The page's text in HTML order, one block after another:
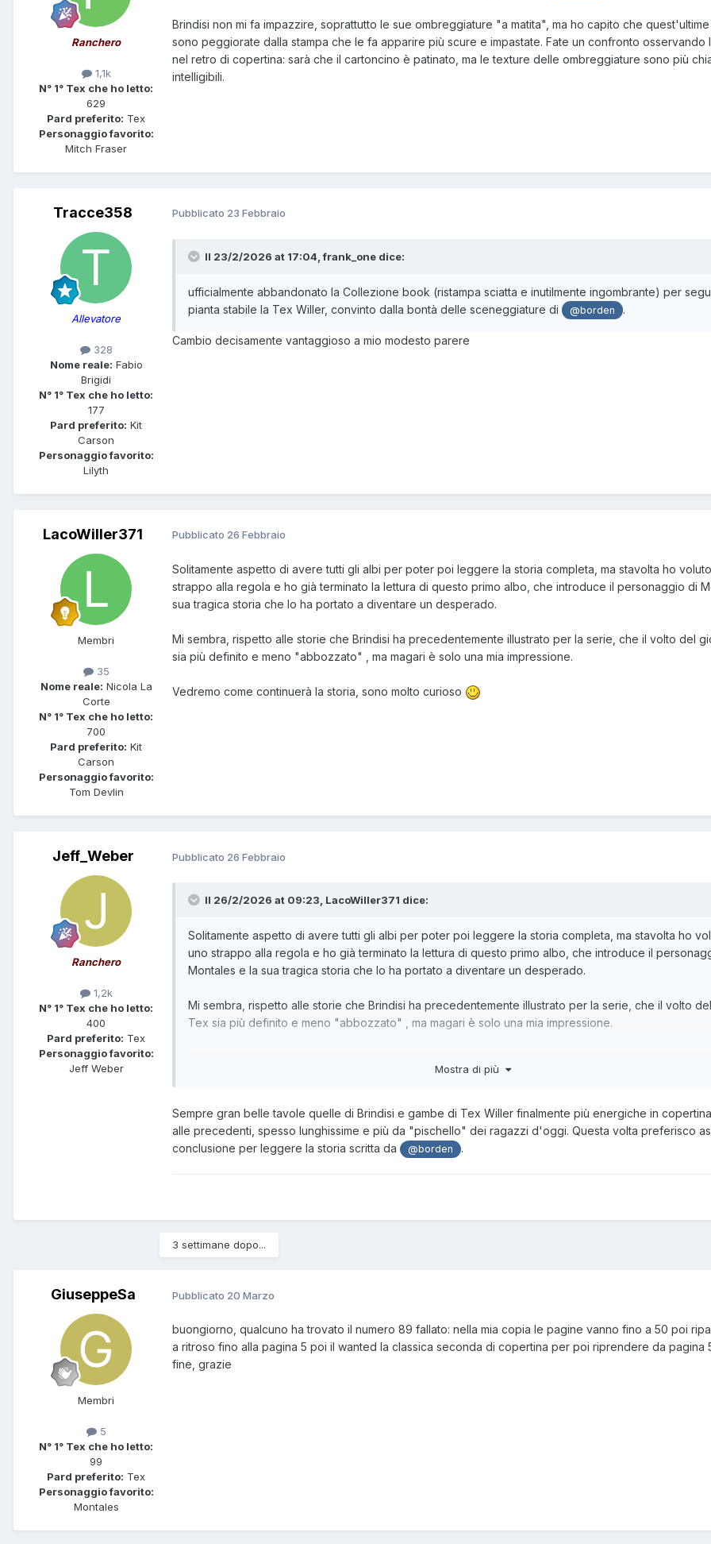
Ranchero
1,1k
N° 1° Tex che ho letto:
629
Pard preferito: Tex
Personaggio favorito:
Mitch Fraser
Brindisi non mi fa impazzire, soprattutto le sue ombreggiature "a matita", ma ho capito che quest'ultime
sono peggiorate dalla stampa che le fa apparire più scure e impastate. Fate un confronto osservando
nel retro di copertina: sarà che il cartoncino è patinato, ma le texture delle ombreggiature sono più
intelligibili.
Tracce358
Allevatore
328
Nome reale: Fabio
Brigidi
N° 1° Tex che ho letto:
177
Pard preferito: Kit
Carson
Personaggio favorito:
Lilyth
Pubblicato 23 Febbraio
Il 23/2/2026 at 17:04,frank_one dice:
ufficialmente abbandonato la Collezione book (ristampa sciatta e inutilmente ingombrante) per
pianta stabile la Tex Willer, convinto dalla bontà delle sceneggiature di
@borden .
Cambio decisamente vantaggioso a mio modesto parere
LacoWiller371
Membri
35
Nome reale: Nicola La
Corte
N° 1° Tex che ho letto:
700
Pard preferito: Kit
Carson
Personaggio favorito:
Tom Devlin
Pubblicato 26 Febbraio
Solitamente aspetto di avere tutti gli albi per poter poi leggere la storia completa, ma stavolta ho
strappo alla regola e ho già terminato la lettura di questo primo albo, che introduce il personaggio di
sua tragica storia che lo ha portato a diventare un desperado.
Mi sembra, rispetto alle storie che Brindisi ha precedentemente illustrato per la serie, che il volto del
sia più definito e meno "abbozzato" , ma magari è solo una mia impressione.
Vedremo come continuerà la storia, sono molto curioso
Jeff_Weber
Ranchero
1,2k
N° 1° Tex che ho letto:
400
Pard preferito: Tex
Personaggio favorito:
Jeff Weber
Pubblicato 26 Febbraio
Il 26/2/2026 at 09:23, LacoWiller371 dice:
Solitamente aspetto di avere tutti gli albi per poter poi leggere la storia completa, ma stavolta ho
uno strappo alla regola e ho già terminato la lettura di questo primo albo, che introduce il
Montales e la sua tragica storia che lo ha portato a diventare un desperado.
Mi sembra, rispetto alle storie che Brindisi ha precedentemente illustrato per la serie, che il volto
Tex sia più definito e meno "abbozzato" , ma magari è solo una mia impressione.
Mostra di più
Sempre gran belle tavole quelle di Brindisi e gambe di Tex Willer finalmente più energiche in
alle precedenti, spesso lunghissime e più da "pischello" dei ragazzi d'oggi. Questa volta preferisco
conclusione per leggere la storia scritta da
@borden .
3 settimane dopo...
GiuseppeSa
Membri
5
N° 1° Tex che ho letto:
99
Pard preferito: Tex
Personaggio favorito:
Montales
Pubblicato 20 Marzo
buongiorno, qualcuno ha trovato il numero 89 fallato: nella mia copia le pagine vanno fino a 50 poi
a ritroso fino alla pagina 5 poi il wanted la classica seconda di copertina per poi riprendere da pagina
fine, grazie